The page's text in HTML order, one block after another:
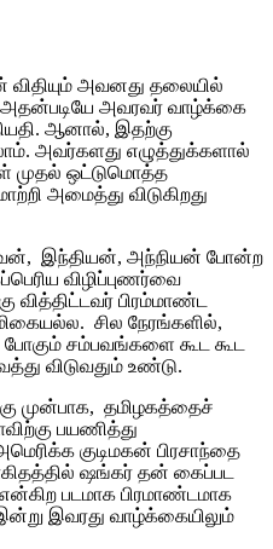
அவனது தலையில்
அதன்படியே அவரவர் வாழ்க்கை
ஆனால், இதற்கு
அவர்களது எழுத்துக்களால்
முதல் ஒட்டுமொத்த
அமைத்து விடுகிறது
இந்தியன், அந்நியன் போன்ற
விழிப்புணர்வை
வித்திட்டவர் பிரம்மாண்ட
சில நேரங்களில்,
சம்பவங்களை கூட கூட
விடுவதும் உண்டு.
முன்பாக, தமிழகத்தைச்
பயணித்து
குடிமகன் பிரசாந்தை
ஷங்கர் தன் கைப்பட
படமாக பிரமாண்டமாக
இவரது வாழ்க்கையிலும்